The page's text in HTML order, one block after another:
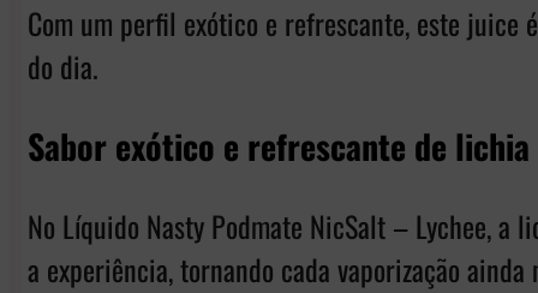
Com um perfil exótico e refrescante, este juice
do dia.
Sabor exótico e refrescante de lichia
No Líquido Nasty Podmate NicSalt – Lychee,
a experiência, tornando cada vaporização ainda